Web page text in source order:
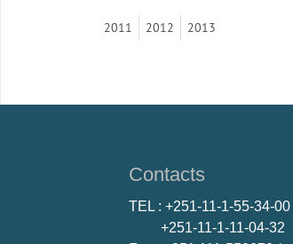
2011 2012 2013
Contacts
TEL: +251-11-1-55-34-00
+251-11-1-11-04-32